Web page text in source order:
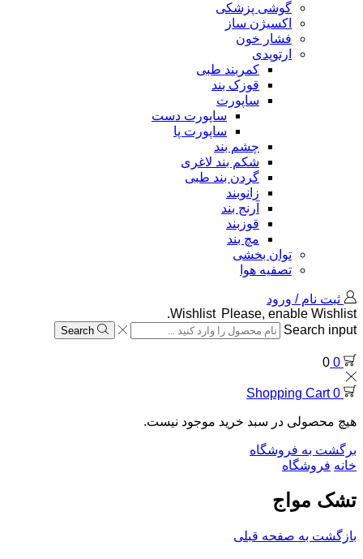
گوشی پزشکی
اکسیژن ساز
فشار خون
ارتوپدی
کمربند طبی
قوزک بند
ساپورت
ساپورت دست
ساپورت پا
چشم بند
شکم بند لاغری
گردن بند طبی
زانوبند
آرنج بند
قوزبند
مچ بند
توان بخشی
تصفیه هوا
ثبت نام / ورود
Wishlist Please, enable Wishlist.
Search input
Search
0
0
0
Shopping Cart
هیچ محصولی در سبد خرید موجود نیست.
برگشت به فروشگاه
خانه فروشگاه
تشک مواج
بازگشت به صفحه قبلی